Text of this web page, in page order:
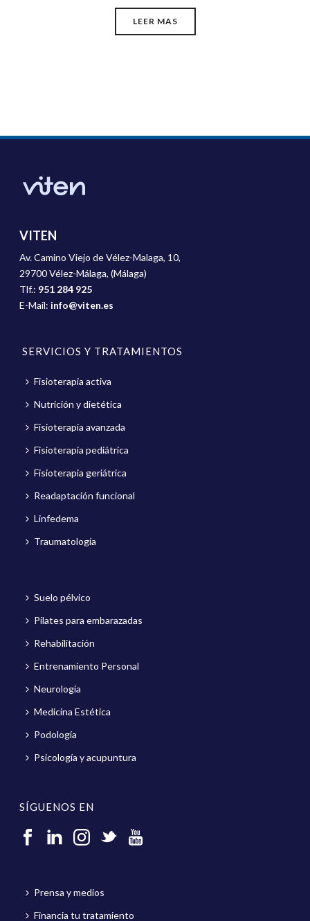
LEER MAS
VITEN
Av. Camino Viejo de Vélez-Malaga, 10,
29700 Vélez-Málaga, (Málaga)
Tlf.: 951 284 925
E-Mail: info@viten.es
SERVICIOS Y TRATAMIENTOS
Fisioterapia activa
Nutrición y dietética
Fisioterapia avanzada
Fisioterapia pediátrica
Fisioterapia geriátrica
Readaptación funcional
Linfedema
Traumatología
Suelo pélvico
Pilates para embarazadas
Rehabilitación
Entrenamiento Personal
Neurología
Medicina Estética
Podología
Psicología y acupuntura
SÍGUENOS EN
Prensa y medios
Financia tu tratamiento